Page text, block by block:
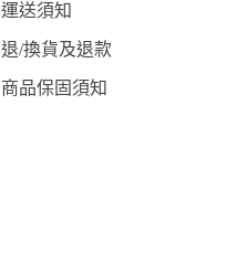
運送須知
退/換貨及退款
商品保固須知